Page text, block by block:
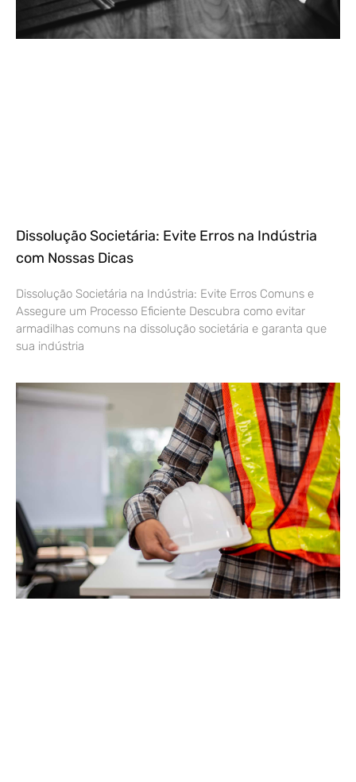
Dissolução Societária: Evite Erros na Indústria
com Nossas Dicas
Dissolução Societária na Indústria: Evite Erros Comuns e
Assegure um Processo Eficiente Descubra como evitar
armadilhas comuns na dissolução societária e garanta que
sua indústria